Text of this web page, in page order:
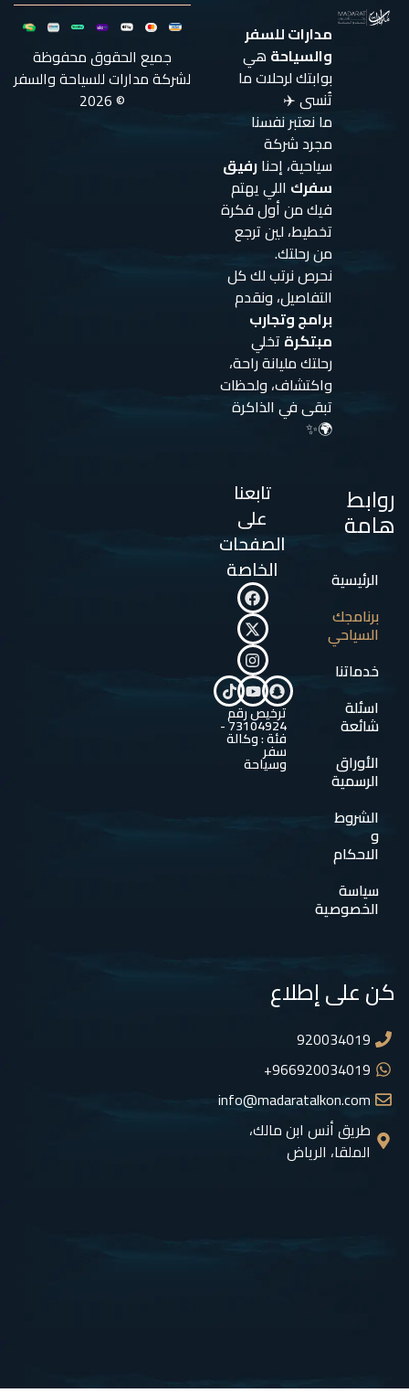
مدارات للسفر
والسياحة هي
بوابتك لرحلات ما
تُنسى ✈️
ما نعتبر نفسنا
مجرد شركة
سياحية، إحنارفيق
سفرك اللي يهتم
فيك من أول فكرة
تخطيط، لين ترجع
من رحلتك.
نحرص نرتب لك كل
التفاصيل، ونقدم
برامج وتجارب
مبتكرة تخلي
رحلتك مليانة راحة،
واكتشاف، ولحظات
تبقى في الذاكرة
🌍✨
روابط
هامة
الرئيسية
برنامجك
السياحي
خدماتنا
اسئلة
شائعة
الأوراق
الرسمية
الشروط
و
الاحكام
سياسة
الخصوصية
تابعنا
على
الصفحات
الخاصة
ترخيص رقم
73104924 -
فئة : وكالة
سفر
وسياحة
كن على إطلاع
920034019
966920034019+
info@madaratalkon.com
طريق أنس ابن مالك،
الملقا، الرياض
جميع الحقوق محفوظة
لشركة مدارات للسياحة والسفر
© 2026